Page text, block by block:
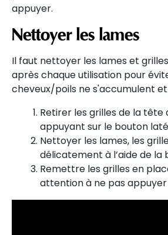
appuyer.
Nettoyer les lames
Il faut nettoyer les lames et
après chaque utilisation pour
cheveux/poils ne s'accumulent
Retirer les grilles de la tête
appuyant sur le bouton
Nettoyer les lames, les
délicatement à l’aide de la
Remettre les grilles en
attention à ne pas appuyer